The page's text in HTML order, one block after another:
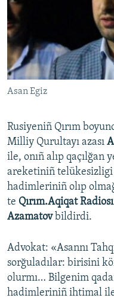
Русский
Українською
QOŞULIÑIZ!
RFE/RS bütün
Asan Egiz
Rusiyeniñ Qırım
Milliy Qurultayı azası
ile, onıñ alıp qaçılğan
areketiniñ telükesizligi
hadimleriniñ olıp
te Qırım.Aqiqat Radiosı
Azamatovbildirdi.
Advokat: «Asannı
sorğuladılar: birisini
olurmı… Bilgenim
hadimleriniñ ihtimal